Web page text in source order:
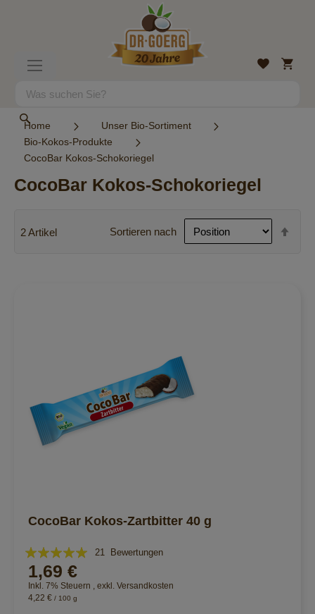
Suche
Wunschliste
Mein
Home
Unser Bio-Sortiment
Bio-Kokos-Produkte
CocoBar Kokos-Schokoriegel
CocoBar Kokos-Schokoriegel
2Artikel Sortieren nach
CocoBar Kokos-Zartbitter 40 g
Bewertung:
98%
21 Bewertungen
1,69 €
Inkl. 7% Steuern , exkl. Versandkosten
4,22 € / 100 g